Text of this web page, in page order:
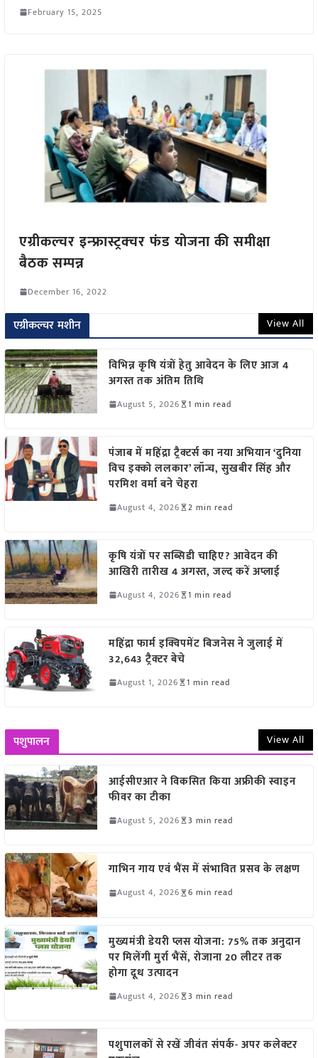
February 15, 2025
एग्रीकल्चर इन्फ्रास्ट्रक्चर फंड योजना की समीक्षा
बैठक सम्पन्न
December 16, 2022
एग्रीकल्चर मशीन View All
विभिन्न कृषि यंत्रों हेतु आवेदन के लिए आज 4
अगस्त तक अंतिम तिथि
August 5, 2026 1 min read
पंजाब में महिंद्रा ट्रैक्टर्स का नया अभियान ‘दुनिया
विच इक्को ललकार’ लॉन्च, सुखबीर सिंह और
परमिश वर्मा बने चेहरा
August 4, 2026 2 min read
कृषि यंत्रों पर सब्सिडी चाहिए? आवेदन की
आखिरी तारीख 4 अगस्त, जल्द करें अप्लाई
August 4, 2026 1 min read
महिंद्रा फार्म इक्विपमेंट बिजनेस ने जुलाई में
32,643 ट्रैक्टर बेचे
August 1, 2026 1 min read
पशुपालन View All
आईसीएआर ने विकसित किया अफ्रीकी स्वाइन
फीवर का टीका
August 5, 2026 3 min read
गाभिन गाय एवं भैंस में संभावित प्रसव के लक्षण
August 4, 2026 6 min read
मुख्यमंत्री डेयरी प्लस योजना: 75% तक अनुदान
पर मिलेंगी मुर्रा भैंसें, रोजाना 20 लीटर तक
होगा दूध उत्पादन
August 4, 2026 3 min read
पशुपालकों से रखें जीवंत संपर्क- अपर कलेक्टर